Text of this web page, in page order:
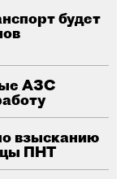
будет
АЗС
взысканию
ПНТ